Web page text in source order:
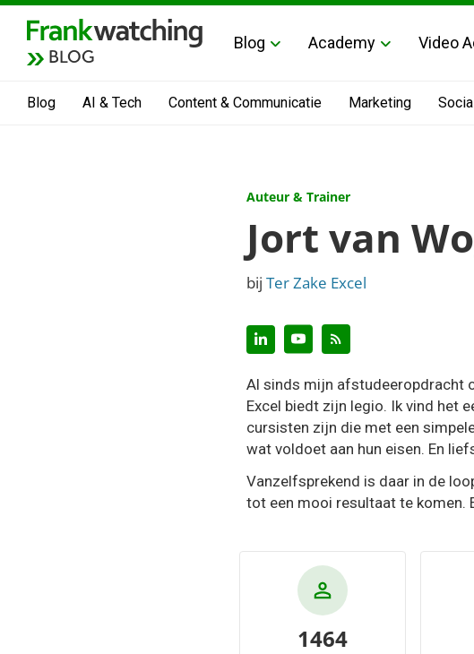
BLOG
Blog Academy Video
Blog AI & Tech Content & Communicatie Marketing
Auteur & Trainer
Jort van
bij Ter Zake Excel
Al sinds mijn afstudeeropdracht
Excel biedt zijn legio. Ik vind het
cursisten zijn die met een
wat voldoet aan hun eisen. En
Vanzelfsprekend is daar in de
tot een mooi resultaat te komen.
1464